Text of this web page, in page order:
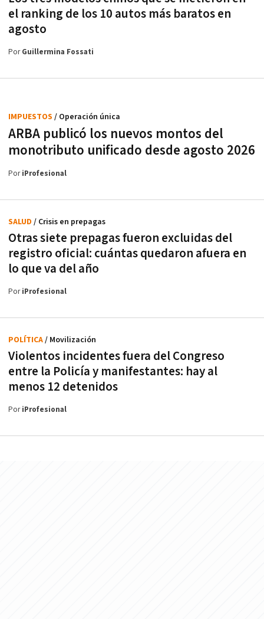
el ranking de los 10 autos más baratos en
agosto
PorGuillermina Fossati
ARBA publicó los nuevos montos del
monotributo unificado desde agosto 2026
IMPUESTOS / Operación única
PoriProfesional
Otras siete prepagas fueron excluidas del
registro oficial: cuántas quedaron afuera en
lo que va del año
SALUD / Crisis en prepagas
PoriProfesional
Violentos incidentes fuera del Congreso
entre la Policía y manifestantes: hay al
menos 12 detenidos
POLÍTICA/ Movilización
PoriProfesional